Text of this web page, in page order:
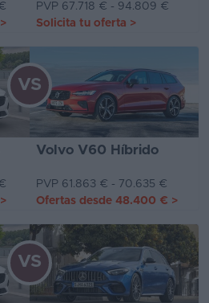
PVP 67.718 € - 94.809 €
> Solicita tu oferta >
Volvo V60 Híbrido
VS
PVP 61.863 € - 70.635 €
> Ofertas desde 48.400 € >
VS